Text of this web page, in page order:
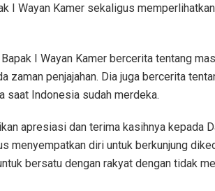
I Wayan Kamer sekaligus
I Wayan Kamer bercerita tentang
zaman penjajahan. Dia juga bercerita
saat Indonesia sudah merdeka.
apresiasi dan terima kasihnya kepada
menyempatkan diri untuk berkunjung
bersatu dengan rakyat dengan tidak